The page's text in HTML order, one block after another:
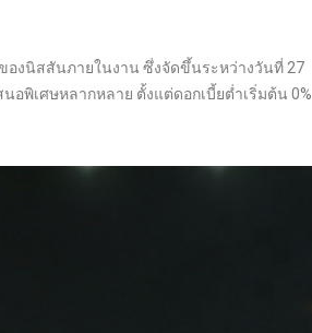
งนิสสันภายในงาน ซึ่งจัดขึ้นระหว่างวันที่ 27
อพิเศษหลากหลาย ตั้งแต่ดอกเบี้ยต่ำเริ่มต้น 0%